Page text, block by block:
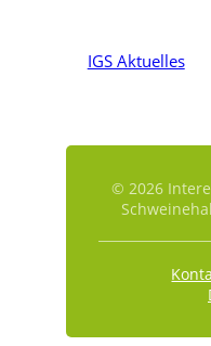
IGS Aktuelles
© 2026